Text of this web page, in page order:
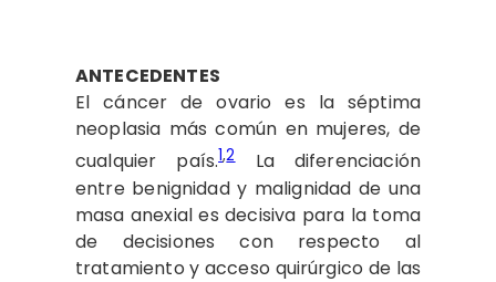
ANTECEDENTES
El cáncer de ovario es la séptima
neoplasia más común en mujeres, de
cualquier país.1,2La diferenciación
entre benignidad y malignidad de una
masa anexial es decisiva para la toma
de decisiones con respecto al
tratamiento y acceso quirúrgico de las